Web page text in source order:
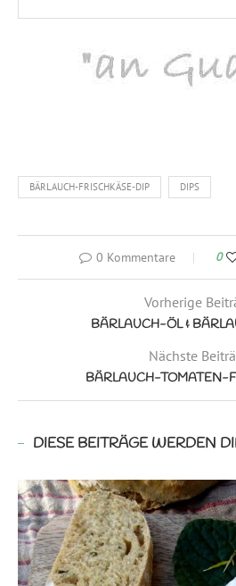
BÄRLAUCH-FRISCHKÄSE-DIP DIPS
0 Kommentare 0
Vorherige
BÄRLAUCH-ÖL &
Nächste
BÄRLAUCH-TOMATEN-
DIESE BEITRÄGE WERDEN